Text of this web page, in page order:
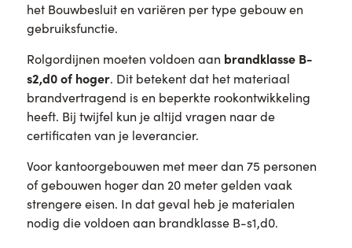
het Bouwbesluit en variëren per type gebouw en
gebruiksfunctie.
Rolgordijnen moeten voldoen aan brandklasse B-
s2,d0 of hoger. Dit betekent dat het materiaal
brandvertragend is en beperkte rookontwikkeling
heeft. Bij twijfel kun je altijd vragen naar de
certificaten van je leverancier.
Voor kantoorgebouwen met meer dan 75 personen
of gebouwen hoger dan 20 meter gelden vaak
strengere eisen. In dat geval heb je materialen
nodig die voldoen aan brandklasse B-s1,d0.